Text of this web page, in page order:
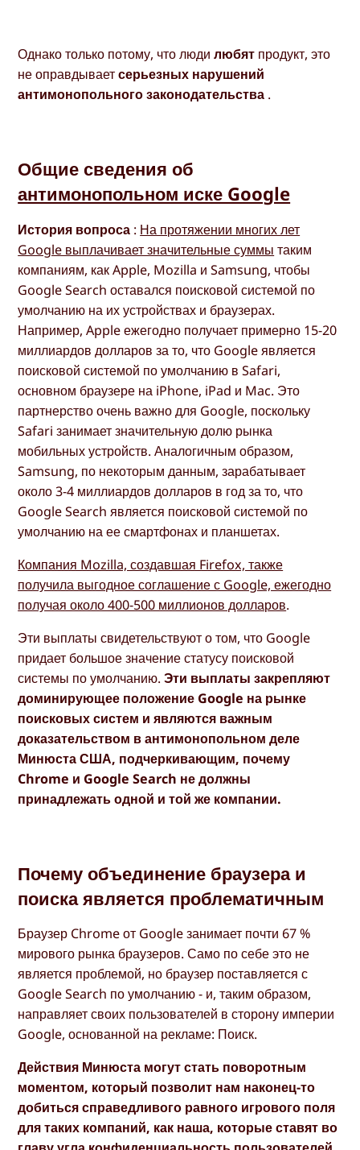
Однако только потому, что людилюбят продукт, это
не оправдываетсерьезных нарушений
антимонопольного законодательства .
Общие сведения об
антимонопольном иске Google
История вопроса : На протяжении многих лет
Google выплачивает значительные суммы таким
компаниям, как Apple, Mozilla и Samsung, чтобы
Google Search оставался поисковой системой по
умолчанию на их устройствах и браузерах.
Например, Apple ежегодно получает примерно 15-20
миллиардов долларов за то, что Google является
поисковой системой по умолчанию в Safari,
основном браузере на iPhone, iPad и Mac. Это
партнерство очень важно для Google, поскольку
Safari занимает значительную долю рынка
мобильных устройств. Аналогичным образом,
Samsung, по некоторым данным, зарабатывает
около 3-4 миллиардов долларов в год за то, что
Google Search является поисковой системой по
умолчанию на ее смартфонах и планшетах.
Компания Mozilla, создавшая Firefox, также
получила выгодное соглашение с Google, ежегодно
получая около 400-500 миллионов долларов.
Эти выплаты свидетельствуют о том, что Google
придает большое значение статусу поисковой
системы по умолчанию.Эти выплаты закрепляют
доминирующее положение Google на рынке
поисковых систем и являются важным
доказательством в антимонопольном деле
Минюста США, подчеркивающим, почему
Chrome и Google Search не должны
принадлежать одной и той же компании.
Почему объединение браузера и
поиска является проблематичным
Браузер Chrome от Google занимает почти 67 %
мирового рынка браузеров. Само по себе это не
является проблемой, но браузер поставляется с
Google Search по умолчанию - и, таким образом,
направляет своих пользователей в сторону империи
Google, основанной на рекламе: Поиск.
Действия Минюста могут стать поворотным
моментом, который позволит нам наконец-то
добиться справедливого равного игрового поля
для таких компаний, как наша, которые ставят во